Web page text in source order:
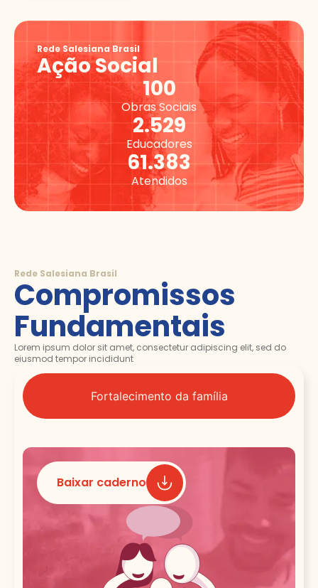
Rede Salesiana Brasil
Ação Social
Obras Sociais
100
Educadores
2.529
Atendidos
61.383
Rede Salesiana Brasil
Compromissos
Fundamentais
Lorem ipsum dolor sit amet, consectetur adipiscing elit, sed do
eiusmod tempor incididunt
Fortalecimento da família
Baixar caderno